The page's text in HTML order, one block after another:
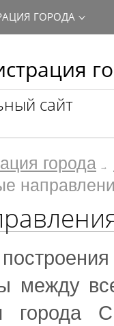
сайт
ГОРОДА
города
между
города